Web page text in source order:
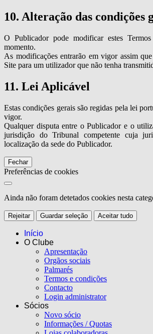
10. Alteração das condições
O Publicador pode modificar estes
momento.
As modificações entrarão em vigor assim
Site para um utilizador que não tenha
11. Lei Aplicável
Estas condições gerais são regidas pela lei
vigor.
Qualquer disputa entre o Publicador e o
jurisdição do Tribunal competente cuja
localização da sede do Publicador.
Fechar
Preferências de cookies
Ainda não foram detetados cookies nesta
Rejeitar Guardar seleção Aceitar tudo
Início
O Clube
Apresentação
Orgãos sociais
Palmarés
Termos e condições
Contacto
Login administrator
Sócios
Novo sócio
Informações / Quotas